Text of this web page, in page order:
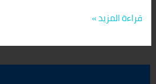
قراءة المزيد »